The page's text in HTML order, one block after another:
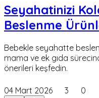
Seyahatinizi
Beslenme
Bebekle seyahatte
mama ve ek gıda
önerileri keşfedin.
04 Mart 2026 3 0